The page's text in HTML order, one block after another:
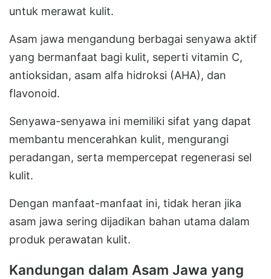
untuk merawat kulit.
Asam jawa mengandung berbagai senyawa aktif
yang bermanfaat bagi kulit, seperti vitamin C,
antioksidan, asam alfa hidroksi (AHA), dan
flavonoid.
Senyawa-senyawa ini memiliki sifat yang dapat
membantu mencerahkan kulit, mengurangi
peradangan, serta mempercepat regenerasi sel
kulit.
Dengan manfaat-manfaat ini, tidak heran jika
asam jawa sering dijadikan bahan utama dalam
produk perawatan kulit.
Kandungan dalam Asam Jawa yang